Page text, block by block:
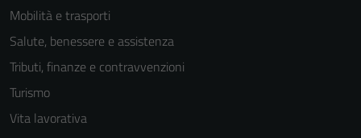
Mobilità e trasporti
Salute, benessere e assistenza
Tributi, finanze e contravvenzioni
Turismo
Vita lavorativa